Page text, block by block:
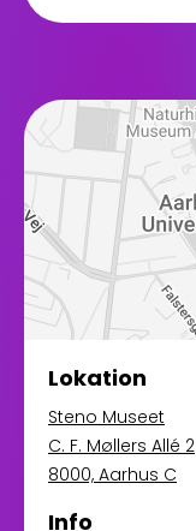
Lokation
Steno Museet
C. F. Møllers Allé 2
8000, Aarhus C
Info